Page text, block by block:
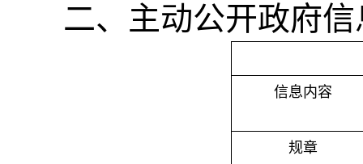
二、主动公开政府
信息内容
规章